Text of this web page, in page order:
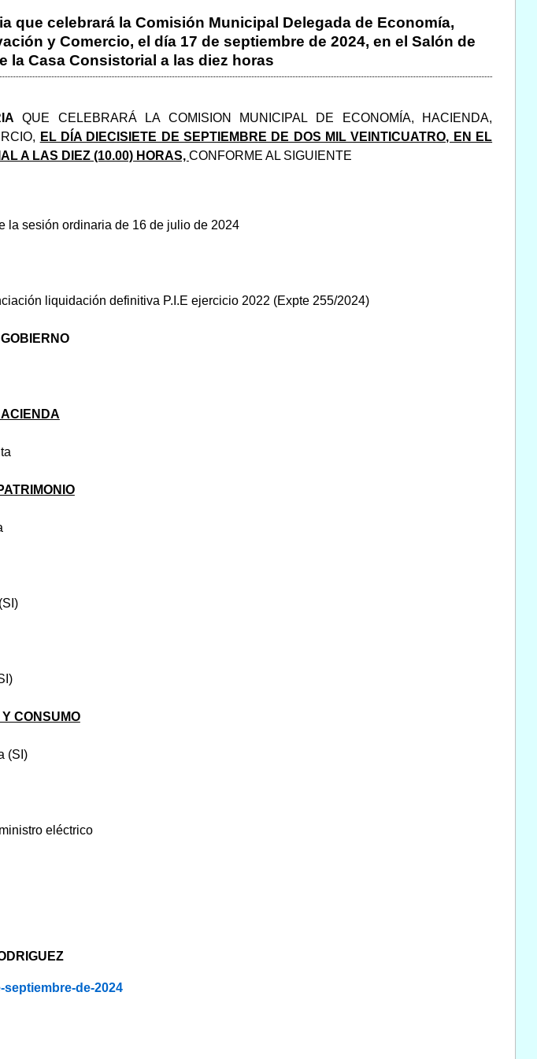
que celebrará la Comisión Municipal Delegada de Economía,
y Comercio, el día 17 de septiembre de 2024, en el Salón de
la Casa Consistorial a las diez horas
QUE CELEBRARÁ LA COMISION MUNICIPAL DE ECONOMÍA, HACIENDA,
EL DÍA DIECISIETE DE SEPTIEMBRE DE DOS MIL VEINTICUATRO, EN EL
A LAS DIEZ (10.00) HORAS, CONFORME AL SIGUIENTE
la sesión ordinaria de 16 de julio de 2024
liquidación definitiva P.I.E ejercicio 2022 (Expte 255/2024)
CONSUMO
(SI)
eléctrico
de-2024